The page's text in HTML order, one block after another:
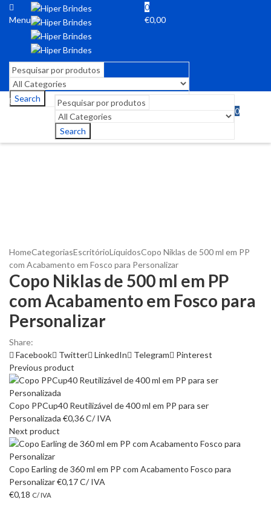
Menu
0
€0,00
Search
Search
0
HomeCategoriasEscritórioLíquidosCopo Niklas de 500 ml em PP
com Acabamento em Fosco para Personalizar
Copo Niklas de 500 ml em PP
com Acabamento em Fosco para
Personalizar
Share:
Facebook
Twitter LinkedIn Telegram
Pinterest
Previous product
Copo PPCup40 Reutilizável de 400 ml em PP para ser
Personalizada €0,36C/ IVA
Next product
Copo Earling de 360 ml em PP com Acabamento Fosco para
Personalizar€0,17C/ IVA
€0,18 C/ IVA